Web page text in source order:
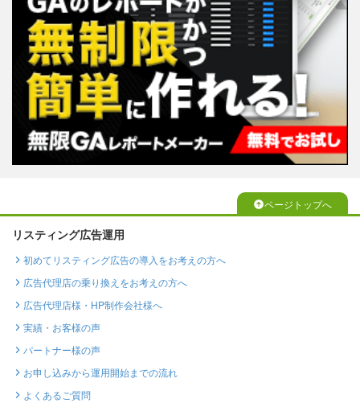
ページトップへ
リスティング広告運用
初めてリスティング広告の導入をお考えの方へ
広告代理店の乗り換えをお考えの方へ
広告代理店様・HP制作会社様へ
実績・お客様の声
パートナー様の声
お申し込みから運用開始までの流れ
よくあるご質問